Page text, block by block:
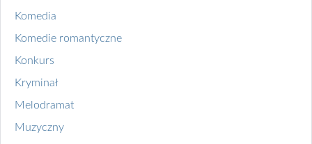
Komedia
Komedie romantyczne
Konkurs
Kryminał
Melodramat
Muzyczny